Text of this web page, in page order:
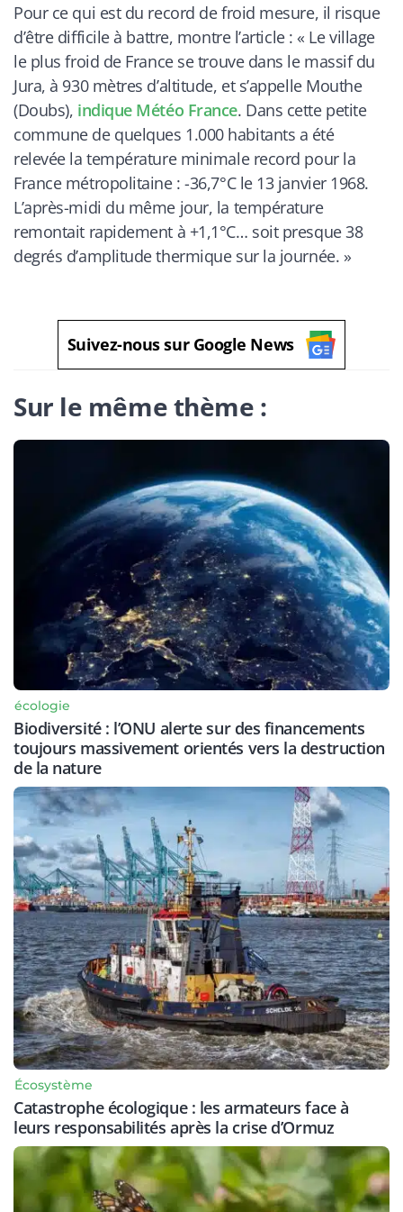
Pour ce qui est du record de froid mesure, il risque
d’être difficile à battre, montre l’article : « Le village
le plus froid de France se trouve dans le massif du
Jura, à 930 mètres d’altitude, et s’appelle Mouthe
(Doubs), indique Météo France. Dans cette petite
commune de quelques 1.000 habitants a été
relevée la température minimale record pour la
France métropolitaine : -36,7°C le 13 janvier 1968.
L’après-midi du même jour, la température
remontait rapidement à +1,1°C… soit presque 38
degrés d’amplitude thermique sur la journée. »
Suivez-nous sur Google News
Sur le même thème :
écologie
Biodiversité : l’ONU alerte sur des financements
toujours massivement orientés vers la destruction
de la nature
Écosystème
Catastrophe écologique : les armateurs face à
leurs responsabilités après la crise d’Ormuz